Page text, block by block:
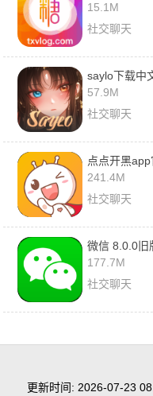
15.1M
社交聊天
saylo下载中
57.9M
社交聊天
点点开黑
241.4M
社交聊天
微信 8.0.0旧
177.7M
社交聊天
更新时间: 2026-07-23